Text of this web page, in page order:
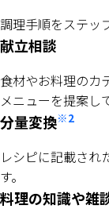
調理手順をステッ
献立相談
食材やお料理のカ
メニューを提案し
分量変換※2
レシピに記載され
す。
料理の知識や雑